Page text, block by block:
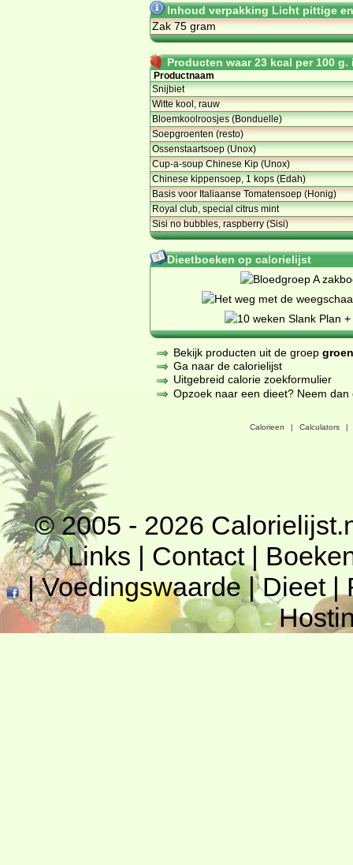
Inhoud verpakking Licht pittige
Zak 75 gram
Producten waar 23 kcal per 100
Productnaam
Snijbiet
Witte kool, rauw
Bloemkoolroosjes (Bonduelle)
Soepgroenten (resto)
Ossenstaartsoep (Unox)
Cup-a-soup Chinese Kip (Unox)
Chinese kippensoep, 1 kops (Edah)
Basis voor Italiaanse Tomatensoep (Honig)
Royal club, special citrus mint
Sisi no bubbles, raspberry (Sisi)
Dieetboeken op calorielijst
Bekijk producten uit de groep
Ga naar de calorielijst
Uitgebreid calorie zoekformulier
Opzoek naar een dieet? Neem
Calorieen | Calculators |
© 2005 - 2026
Links | Contact|
|Voedingswaarde|Dieet|